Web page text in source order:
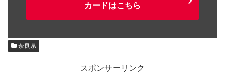
カードはこちら
奈良県
スポンサーリンク